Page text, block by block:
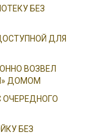
БЕЗ
ДЛЯ
ВОЗВЕЛ
ДОМОМ
ОЧЕРЕДНОГО
БЕЗ